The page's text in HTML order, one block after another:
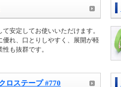
て安定してお使いいただけます。
優れ、口とりしやすく、展開が軽
も抜群です。
ロステープ #770